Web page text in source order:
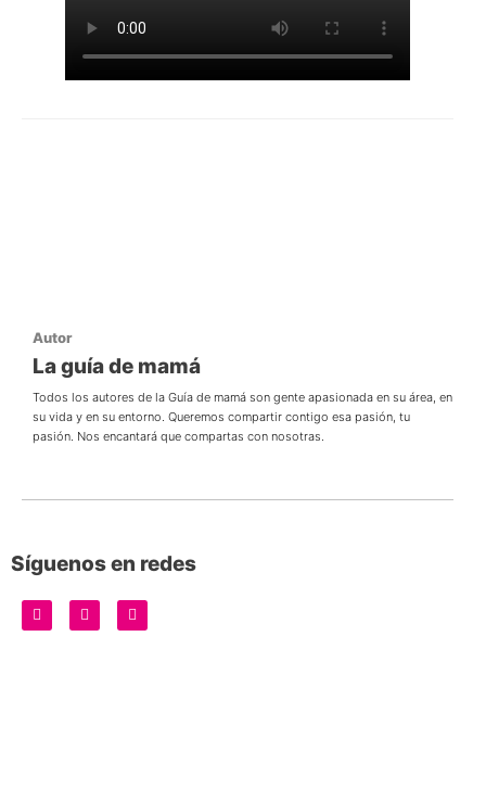
Autor
La guía de mamá
Todos los autores de la Guía de mamá son gente apasionada en su área, en
su vida y en su entorno. Queremos compartir contigo esa pasión, tu
pasión. Nos encantará que compartas con nosotras.
Síguenos en redes